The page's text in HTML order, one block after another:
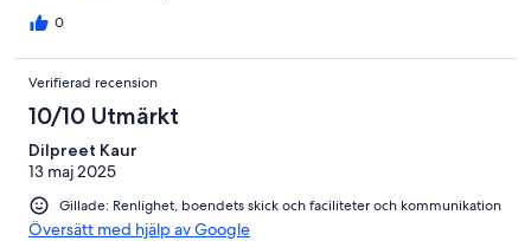
0
Verifierad recension
10/10 Utmärkt
Dilpreet Kaur
13 maj 2025
Gillade: Renlighet, boendets skick och faciliteter och kommunikation
Översätt med hjälp av Google